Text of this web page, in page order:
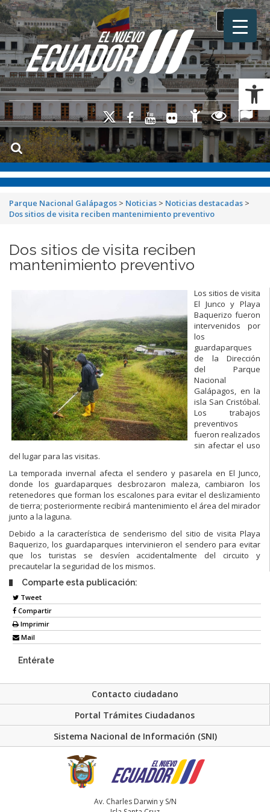
Toggle
Parque Nacional Galápagos > Noticias > Noticias destacadas >
Dos sitios de visita reciben mantenimiento preventivo
Dos sitios de visita reciben
mantenimiento preventivo
Los sitios de visita
El Junco y Playa
Baquerizo fueron
intervenidos por
los
guardaparques
de la Dirección
del Parque
Nacional
Galápagos, en la
isla San Cristóbal.
Los trabajos
preventivos
fueron realizados
sin afectar el uso
del lugar para las visitas.
La temporada invernal afecta el sendero y pasarela en El Junco,
donde los guardaparques desbrozaron maleza, cambiaron los
retenedores que forman los escalones para evitar el deslizamiento
de tierra; posteriormente recibirá mantenimiento el área del mirador
junto a la laguna.
Debido a la característica de senderismo del sitio de visita Playa
Baquerizo, los guardaparques intervinieron el sendero para evitar
que los turistas se desvíen accidentalmente del circuito y
precautelar la seguridad de los mismos.
Comparte esta publicación:
Tweet
Compartir
Imprimir
Mail
Entérate
Contacto ciudadano
Portal Trámites Ciudadanos
Sistema Nacional de Información (SNI)
Av. Charles Darwin y S/N